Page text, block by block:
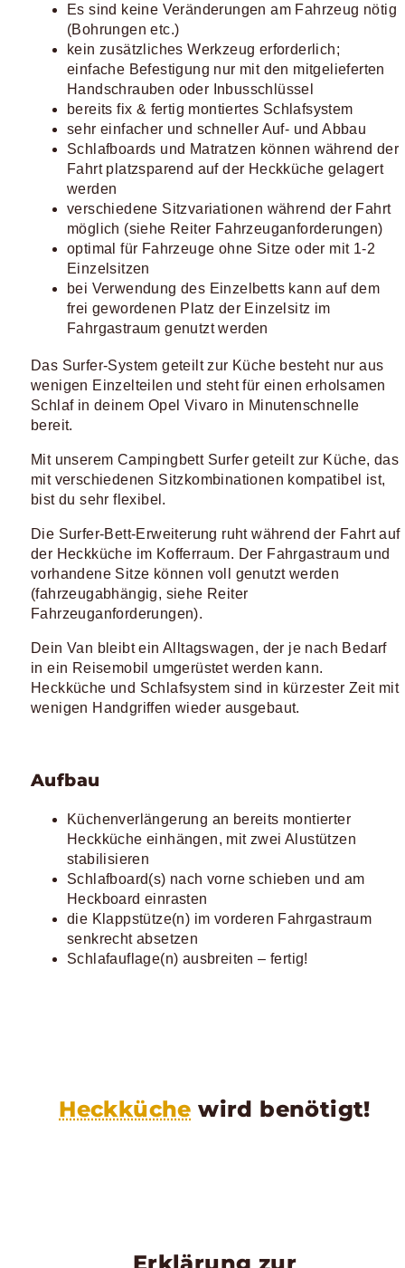
Es sind keine Veränderungen am Fahrzeug nötig
(Bohrungen etc.)
kein zusätzliches Werkzeug erforderlich;
einfache Befestigung nur mit den mitgelieferten
Handschrauben oder Inbusschlüssel
bereits fix & fertig montiertes Schlafsystem
sehr einfacher und schneller Auf- und Abbau
Schlafboards und Matratzen können während der
Fahrt platzsparend auf der Heckküche gelagert
werden
verschiedene Sitzvariationen während der Fahrt
möglich (siehe Reiter Fahrzeuganforderungen)
optimal für Fahrzeuge ohne Sitze oder mit 1-2
Einzelsitzen
bei Verwendung des Einzelbetts kann auf dem
frei gewordenen Platz der Einzelsitz im
Fahrgastraum genutzt werden
Das Surfer-System geteilt zur Küche besteht nur aus
wenigen Einzelteilen und steht für einen erholsamen
Schlaf in deinem Opel Vivaro in Minutenschnelle
bereit.
Mit unserem Campingbett Surfer geteilt zur Küche, das
mit verschiedenen Sitzkombinationen kompatibel ist,
bist du sehr flexibel.
Die Surfer-Bett-Erweiterung ruht während der Fahrt auf
der Heckküche im Kofferraum. Der Fahrgastraum und
vorhandene Sitze können voll genutzt werden
(fahrzeugabhängig, siehe Reiter
Fahrzeuganforderungen).
Dein Van bleibt ein Alltagswagen, der je nach Bedarf
in ein Reisemobil umgerüstet werden kann.
Heckküche und Schlafsystem sind in kürzester Zeit mit
wenigen Handgriffen wieder ausgebaut.
Aufbau
Küchenverlängerung an bereits montierter
Heckküche einhängen, mit zwei Alustützen
stabilisieren
Schlafboard(s) nach vorne schieben und am
Heckboard einrasten
die Klappstütze(n) im vorderen Fahrgastraum
senkrecht absetzen
Schlafauflage(n) ausbreiten – fertig!
Heckküche wird benötigt!